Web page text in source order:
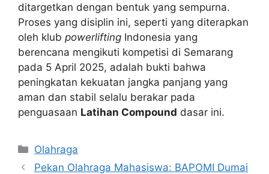
ditargetkan dengan bentuk yang sempurna.
Proses yang disiplin ini, seperti yang diterapkan
oleh klub powerlifting Indonesia yang
berencana mengikuti kompetisi di Semarang
pada 5 April 2025, adalah bukti bahwa
peningkatan kekuatan jangka panjang yang
aman dan stabil selalu berakar pada
penguasaan Latihan Compound dasar ini.
Kategori
Olahraga
Pekan Olahraga Mahasiswa: BAPOMI Dumai